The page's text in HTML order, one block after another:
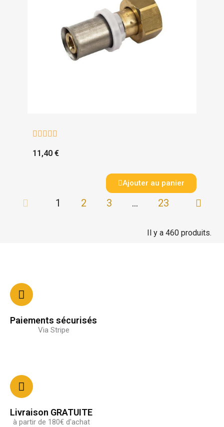
    
11,40 €
Ajouter au panier
1 2 3 … 23
Il y a 460 produits.
Paiements sécurisés
Via Stripe
Livraison GRATUITE
à partir de 180€ d'achat